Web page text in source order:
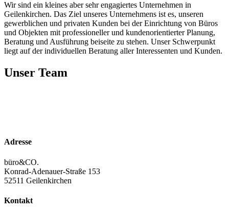
Wir sind ein kleines aber sehr engagiertes Unternehmen in
Geilenkirchen. Das Ziel unseres Unternehmens ist es, unseren
gewerblichen und privaten Kunden bei der Einrichtung von Büros
und Objekten mit professioneller und kundenorientierter Planung,
Beratung und Ausführung beiseite zu stehen. Unser Schwerpunkt
liegt auf der individuellen Beratung aller Interessenten und Kunden.
Unser Team
Adresse
büro&CO.
Konrad-Adenauer-Straße 153
52511 Geilenkirchen
Kontakt